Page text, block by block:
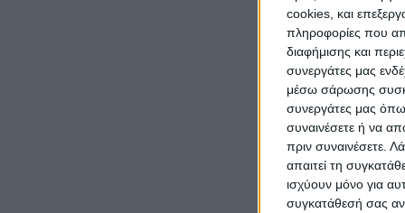
cookies, και
πληροφορίες που
διαφήμισης και
συνεργάτες μας
μέσω σάρωσης
συνεργάτες μας
συναινέσετε ή να
πριν συναινέσετε.
απαιτεί τη
ισχύουν μόνο για
συγκατάθεσή σας